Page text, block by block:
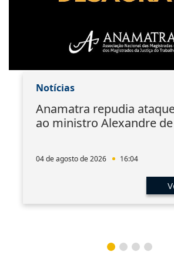
Notícias
Anamatra repudia
ao ministro Alexandre
04 de agosto de 2026 16:04